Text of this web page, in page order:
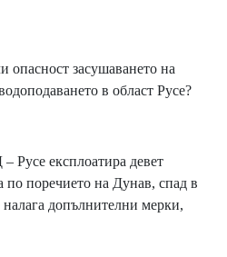
опасност засушаването на
в област Русе?
Русе експлоатира девет
по поречието на Дунав, спад в
налага допълнителни мерки,